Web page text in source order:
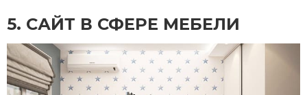
5. CАЙТ В СФЕРЕ МЕБЕЛИ